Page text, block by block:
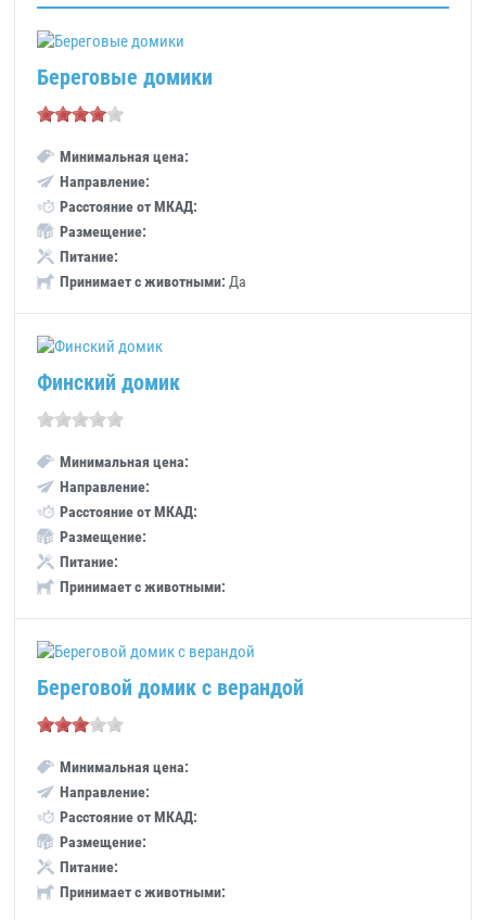
Береговые домики
Минимальная цена:
Направление:
Расстояние от МКАД:
Размещение:
Питание:
Принимает с животными: Да
Финский домик
Минимальная цена:
Направление:
Расстояние от МКАД:
Размещение:
Питание:
Принимает с животными:
Береговой домик с верандой
Минимальная цена:
Направление:
Расстояние от МКАД:
Размещение:
Питание:
Принимает с животными: